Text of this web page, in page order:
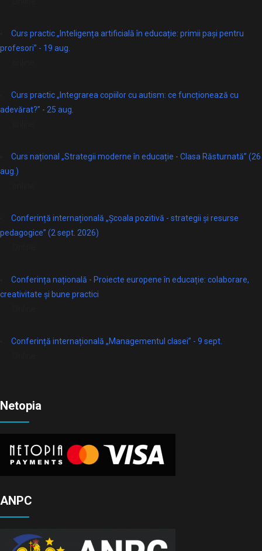
Curs practic „Inteligența artificială în educație: primii pași pentru
profesori” - 19 aug.
Curs practic „Integrarea copiilor cu autism: ce funcționează cu
adevărat?” - 25 aug.
Curs național „Strategii moderne în educație - Clasa Răsturnată” (26
aug.)
Conferință internațională „Școala pozitivă - strategii și resurse
pedagogice” (2 sept. 2026)
Conferința națională - Proiecte europene în educație: colaborare,
creativitate și bune practici
Conferință internațională „Managementul clasei” - 9 sept.
Netopia
ANPC